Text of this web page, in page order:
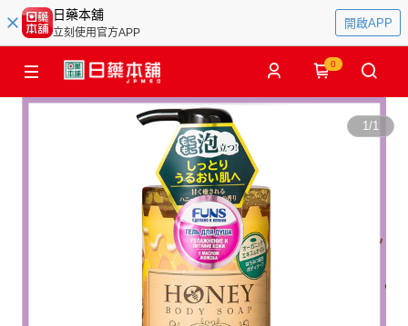
日藥本舖
立刻使用官方APP
開啟APP
0
1/1